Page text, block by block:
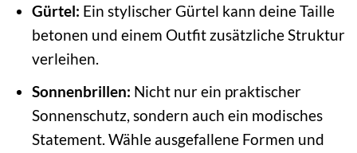
Gürtel: Ein stylischer Gürtel kann deine Taille
betonen und einem Outfit zusätzliche Struktur
verleihen.
Sonnenbrillen: Nicht nur ein praktischer
Sonnenschutz, sondern auch ein modisches
Statement. Wähle ausgefallene Formen und